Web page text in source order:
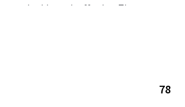
pool table, and coffee bar. These
Legacy Tower as a market-
78